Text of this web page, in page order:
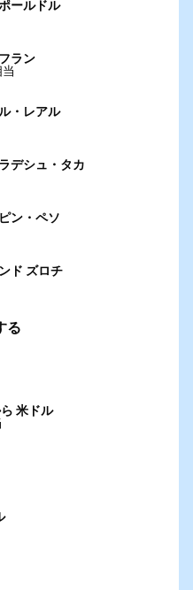
ールドル
ラン
・レアル
デシュ・タカ
ン・ペソ
ド ズロチ
る
米ドル